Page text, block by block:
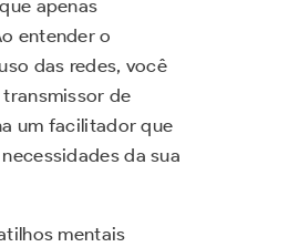
apenas
entender o
das redes, você
de
um facilitador que
da sua
mentais